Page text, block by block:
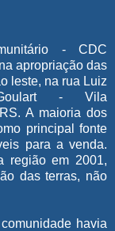
- CDC
apropriação das
leste, na rua Luiz
- Vila
A maioria dos
principal fonte
para a venda.
região em 2001,
das terras, não
havia